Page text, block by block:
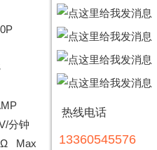
热线电话
13360545576